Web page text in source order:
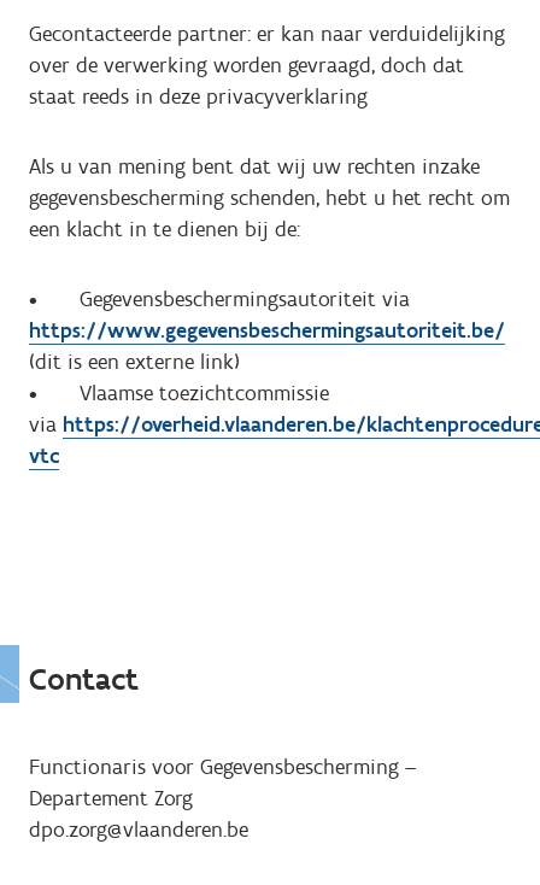
Gecontacteerde partner: er kan naar verduidelijking
over de verwerking worden gevraagd, doch dat
staat reeds in deze privacyverklaring
Als u van mening bent dat wij uw rechten inzake
gegevensbescherming schenden, hebt u het recht om
een klacht in te dienen bij de:
• Gegevensbeschermingsautoriteit via
https://www.gegevensbeschermingsautoriteit.be/
(dit is een externe link)
• Vlaamse toezichtcommissie
via https://overheid.vlaanderen.be/
vtc
Contact
Functionaris voor Gegevensbescherming –
Departement Zorg
dpo.zorg@vlaanderen.be